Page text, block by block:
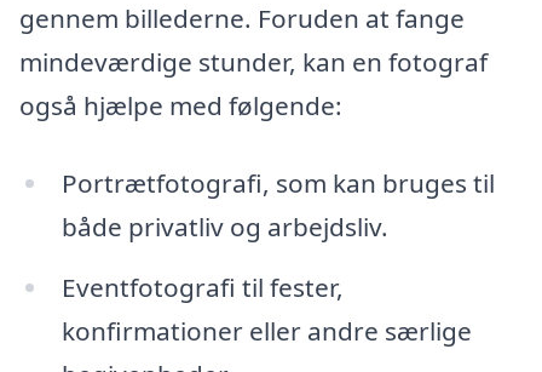
gennem billederne. Foruden at fange
mindeværdige stunder, kan en fotograf
også hjælpe med følgende:
Portrætfotografi, som kan bruges til
både privatliv og arbejdsliv.
Eventfotografi til fester,
konfirmationer eller andre særlige